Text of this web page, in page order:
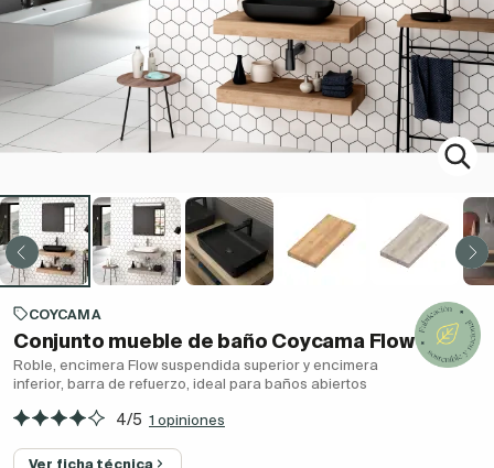
COYCAMA
Conjunto mueble de baño Coycama Flow
Roble, encimera Flow suspendida superior y encimera
inferior, barra de refuerzo, ideal para baños abiertos
4/5 1 opiniones
Ver ficha técnica